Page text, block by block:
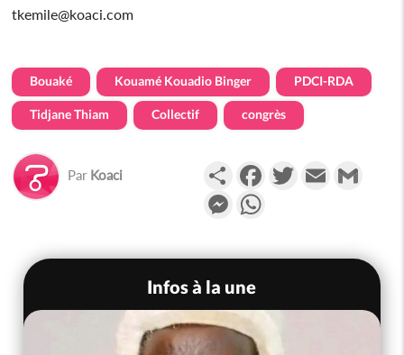
tkemile@koaci.com
Bouaké Kouamé Kouadio Binger PDCI-RDA
Tidjane Thiam Collectif congrès
Par Koaci PartagerFacebookTwitterEmail
Messenger
Infos à la une